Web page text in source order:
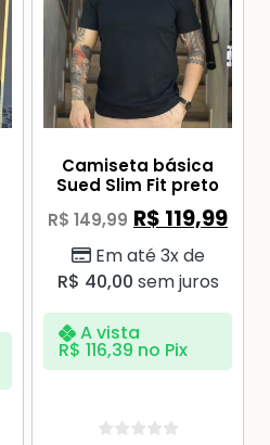
Camiseta básica
Sued Slim Fit preto
R$ 149,99 R$ 119,99
Em até 3x de
R$ 40,00 sem juros
A vista
R$ 116,39 no Pix